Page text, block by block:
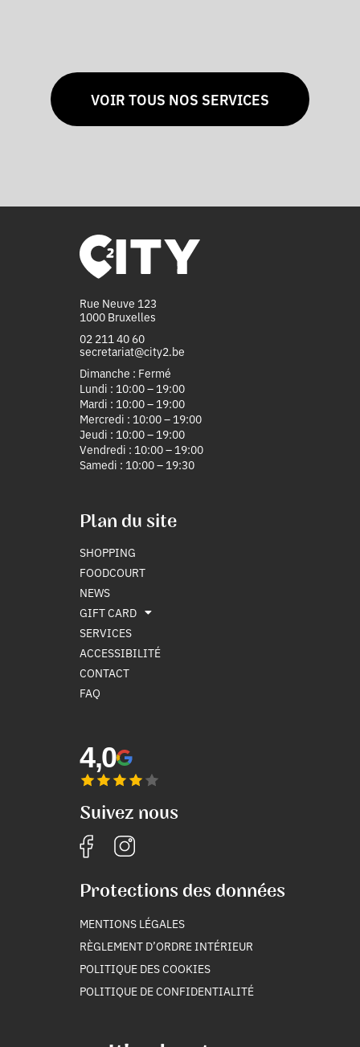
VOIR TOUS NOS SERVICES
Rue Neuve 123
1000 Bruxelles
02 211 40 60
secretariat@city2.be
Dimanche : Fermé
Lundi : 10:00 – 19:00
Mardi : 10:00 – 19:00
Mercredi : 10:00 – 19:00
Jeudi : 10:00 – 19:00
Vendredi : 10:00 – 19:00
Samedi : 10:00 – 19:30
Plan du site
SHOPPING
FOODCOURT
NEWS
GIFT CARD
SERVICES
ACCESSIBILITÉ
CONTACT
FAQ
4,0
Suivez nous
Protections des données
MENTIONS LÉGALES
RÈGLEMENT D’ORDRE INTÉRIEUR
POLITIQUE DES COOKIES
POLITIQUE DE CONFIDENTIALITÉ